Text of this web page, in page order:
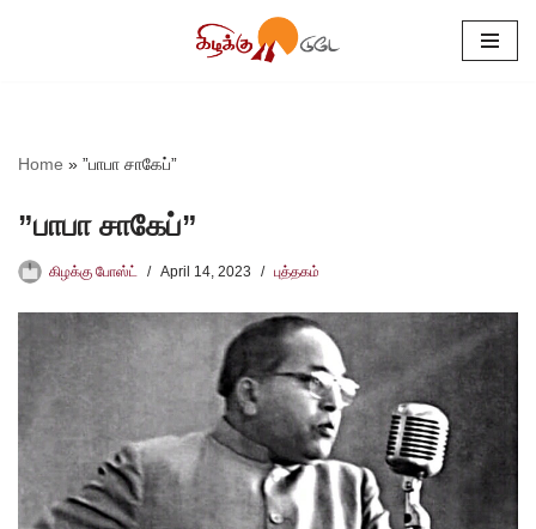
Home » ”பாபா சாகேப்”
”பாபா சாகேப்”
கிழக்கு போஸ்ட் April 14, 2023 புத்தகம்